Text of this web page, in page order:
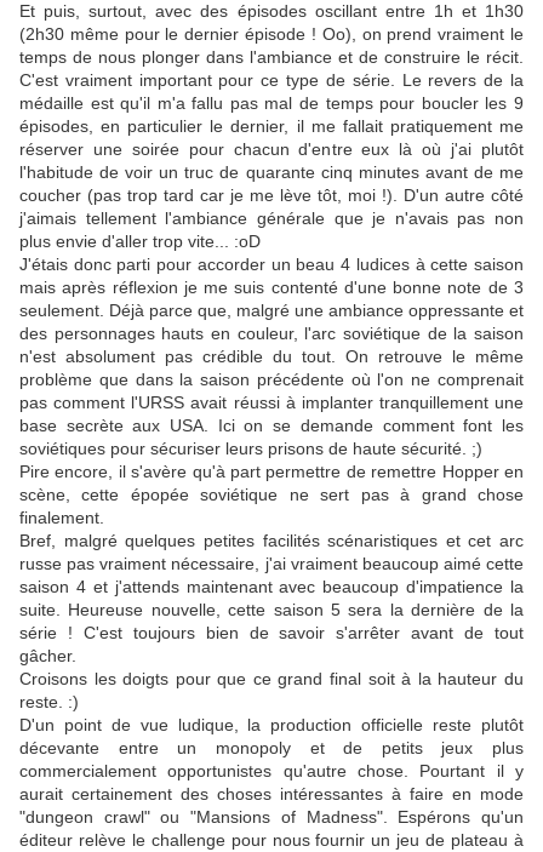
Et puis, surtout, avec des épisodes oscillant entre 1h et 1h30
(2h30 même pour le dernier épisode ! Oo), on prend vraiment le
temps de nous plonger dans l'ambiance et de construire le récit.
C'est vraiment important pour ce type de série. Le revers de la
médaille est qu'il m'a fallu pas mal de temps pour boucler les 9
épisodes, en particulier le dernier, il me fallait pratiquement me
réserver une soirée pour chacun d'entre eux là où j'ai plutôt
l'habitude de voir un truc de quarante cinq minutes avant de me
coucher (pas trop tard car je me lève tôt, moi !). D'un autre côté
j'aimais tellement l'ambiance générale que je n'avais pas non
plus envie d'aller trop vite... :oD
J'étais donc parti pour accorder un beau 4 ludices à cette saison
mais après réflexion je me suis contenté d'une bonne note de 3
seulement. Déjà parce que, malgré une ambiance oppressante et
des personnages hauts en couleur, l'arc soviétique de la saison
n'est absolument pas crédible du tout. On retrouve le même
problème que dans la saison précédente où l'on ne comprenait
pas comment l'URSS avait réussi à implanter tranquillement une
base secrète aux USA. Ici on se demande comment font les
soviétiques pour sécuriser leurs prisons de haute sécurité. ;)
Pire encore, il s'avère qu'à part permettre de remettre Hopper en
scène, cette épopée soviétique ne sert pas à grand chose
finalement.
Bref, malgré quelques petites facilités scénaristiques et cet arc
russe pas vraiment nécessaire, j'ai vraiment beaucoup aimé cette
saison 4 et j'attends maintenant avec beaucoup d'impatience la
suite. Heureuse nouvelle, cette saison 5 sera la dernière de la
série ! C'est toujours bien de savoir s'arrêter avant de tout
gâcher.
Croisons les doigts pour que ce grand final soit à la hauteur du
reste. :)
D'un point de vue ludique, la production officielle reste plutôt
décevante entre un monopoly et de petits jeux plus
commercialement opportunistes qu'autre chose. Pourtant il y
aurait certainement des choses intéressantes à faire en mode
"dungeon crawl" ou "Mansions of Madness". Espérons qu'un
éditeur relève le challenge pour nous fournir un jeu de plateau à